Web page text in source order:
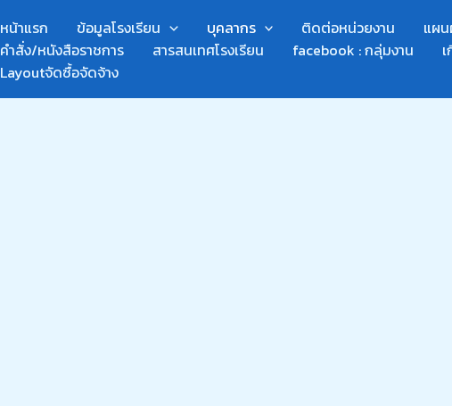
หน้าแรก ข้อมูลโรงเรียน บุคลากร ติดต่อหน่วยงาน แผน
คำสั่ง/หนังสือราชการ
สารสนเทศโรงเรียน facebook : กลุ่มงาน
Layoutจัดซื้อจัดจ้าง